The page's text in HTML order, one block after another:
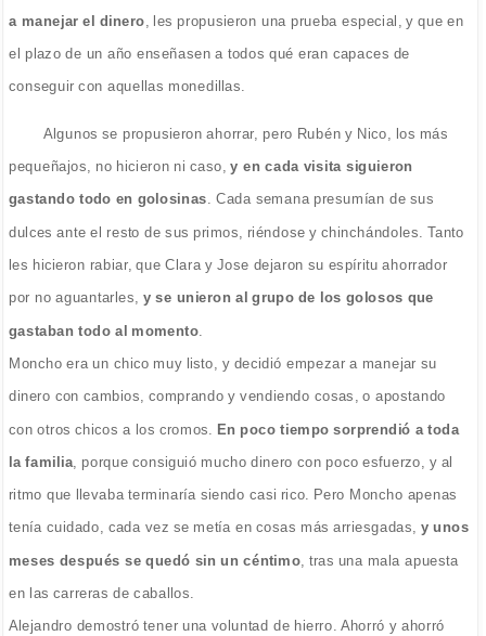
a manejar el dinero , les propusieron una prueba especial, y que en
el plazo de un año enseñasen a todos qué eran capaces de
conseguir con aquellas monedillas.
Algunos se propusieron ahorrar, pero Rubén y Nico, los más
pequeñajos, no hicieron ni caso, y en cada visita siguieron
gastando todo en golosinas. Cada semana presumían de sus
dulces ante el resto de sus primos, riéndose y chinchándoles. Tanto
les hicieron rabiar, que Clara y Jose dejaron su espíritu ahorrador
por no aguantarles, y se unieron al grupo de los golosos que
gastaban todo al momento
Moncho era un chico muy listo, y decidió empezar a manejar su
dinero con cambios, comprando y vendiendo cosas, o apostando
con otros chicos a los cromos. En poco tiempo sorprendió a toda
la familia , porque consiguió mucho dinero con poco esfuerzo, y al
ritmo que llevaba terminaría siendo casi rico. Pero Moncho apenas
tenía cuidado, cada vez se metía en cosas más arriesgadas, y unos
meses después se quedó sin un céntimo, tras una mala apuesta
en las carreras de caballos.
Alejandro demostró tener una voluntad de hierro. Ahorró y ahorró